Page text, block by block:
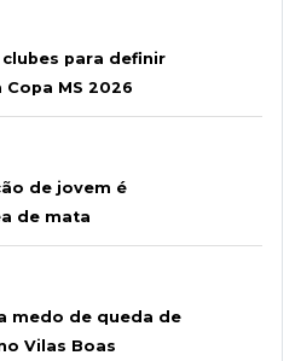
para definir
MS 2026
de jovem é
de mata
medo de queda de
Vilas Boas